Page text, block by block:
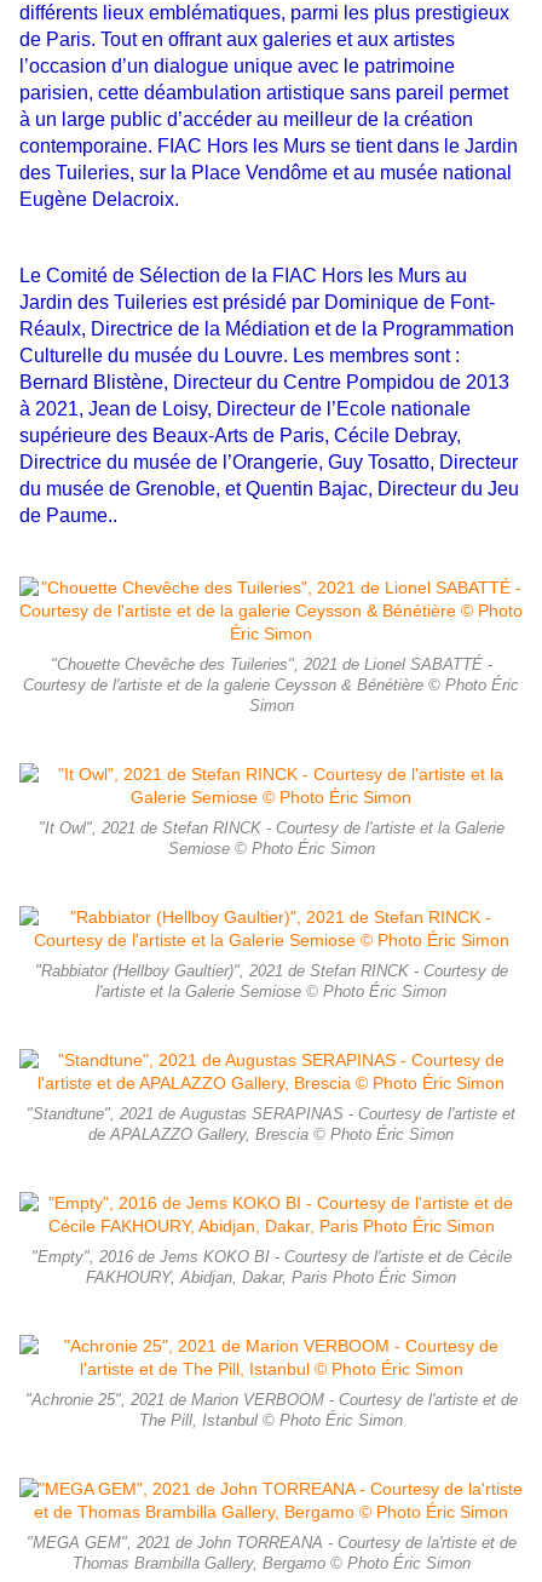
différents lieux emblématiques, parmi les plus prestigieux
de Paris. Tout en offrant aux galeries et aux artistes
l’occasion d’un dialogue unique avec le patrimoine
parisien, cette déambulation artistique sans pareil permet
à un large public d’accéder au meilleur de la création
contemporaine. FIAC Hors les Murs se tient dans le Jardin
des Tuileries, sur la Place Vendôme et au musée national
Eugène Delacroix.
Le Comité de Sélection de la FIAC Hors les Murs au
Jardin des Tuileries est présidé par Dominique de Font-
Réaulx, Directrice de la Médiation et de la Programmation
Culturelle du musée du Louvre. Les membres sont :
Bernard Blistène, Directeur du Centre Pompidou de 2013
à 2021, Jean de Loisy, Directeur de l’Ecole nationale
supérieure des Beaux-Arts de Paris, Cécile Debray,
Directrice du musée de l’Orangerie, Guy Tosatto, Directeur
du musée de Grenoble, et Quentin Bajac, Directeur du Jeu
de Paume..
"Chouette Chevêche des Tuileries", 2021 de Lionel SABATTÉ -
Courtesy de l'artiste et de la galerie Ceysson & Bénétière © Photo Éric
Simon
"It Owl", 2021 de Stefan RINCK - Courtesy de l'artiste et la Galerie
Semiose © Photo Éric Simon
"Rabbiator (Hellboy Gaultier)", 2021 de Stefan RINCK - Courtesy de
l'artiste et la Galerie Semiose © Photo Éric Simon
"Standtune", 2021 de Augustas SERAPINAS - Courtesy de l'artiste et
de APALAZZO Gallery, Brescia © Photo Éric Simon
"Empty", 2016 de Jems KOKO BI - Courtesy de l'artiste et de Cécile
FAKHOURY, Abidjan, Dakar, Paris Photo Éric Simon
"Achronie 25", 2021 de Marion VERBOOM - Courtesy de l'artiste et de
The Pill, Istanbul © Photo Éric Simon
"MEGA GEM", 2021 de John TORREANA - Courtesy de la'rtiste et de
Thomas Brambilla Gallery, Bergamo © Photo Éric Simon